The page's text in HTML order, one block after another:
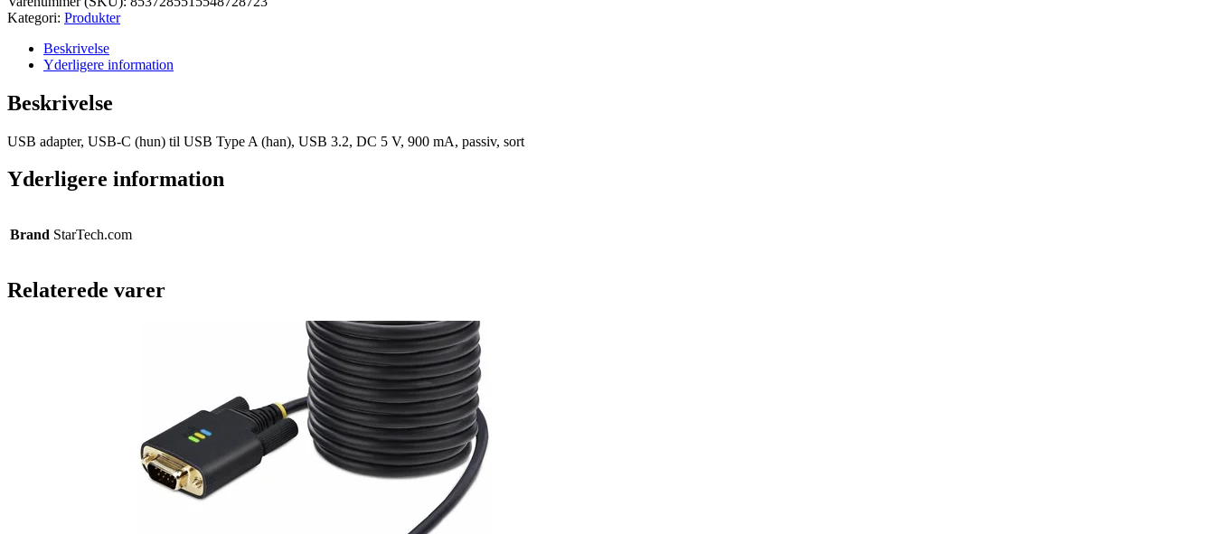
Kategori: Produkter
Beskrivelse
Yderligere information
Beskrivelse
USB adapter, USB-C (hun) til USB Type A (han), USB 3.2, DC 5 V, 900 mA, passiv, sort
Yderligere information
Brand StarTech.com
Relaterede varer